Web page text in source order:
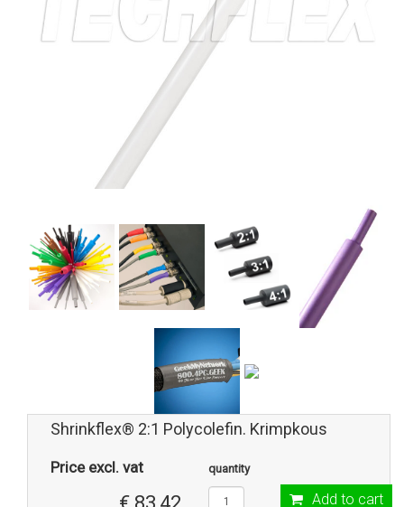
Shrinkflex® 2:1 Polycolefin. Krimpkous
Price excl. vat quantity
Add to cart